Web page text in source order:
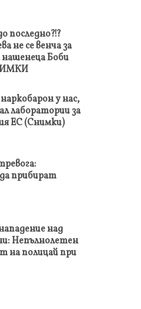
последно?!?
не се венча за
нашенеца Боби
у нас,
лаборатории за
ЕС (Снимки)
прибират
над
Непълнолетен
на полицай при